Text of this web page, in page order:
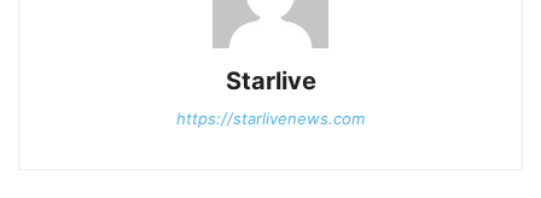
Starlive
https://starlivenews.com